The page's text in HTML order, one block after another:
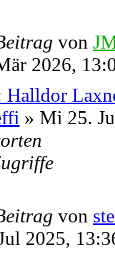
von
2026,
Halldor
» Mi 25.
von
2025,